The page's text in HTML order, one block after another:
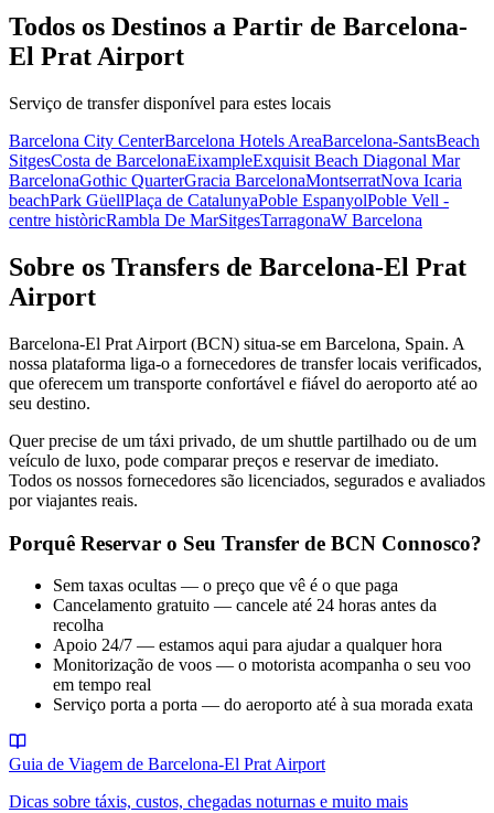
Todos os Destinos a Partir de Barcelona-
El Prat Airport
Serviço de transfer disponível para estes locais
Barcelona City CenterBarcelona Hotels AreaBarcelona-SantsBeach
SitgesCosta de BarcelonaEixampleExquisit Beach Diagonal Mar
BarcelonaGothic QuarterGracia BarcelonaMontserratNova Icaria
beachPark GüellPlaça de CatalunyaPoble EspanyolPoble Vell -
centre històricRambla De MarSitgesTarragonaW Barcelona
Sobre os Transfers de Barcelona-El Prat
Airport
Barcelona-El Prat Airport (BCN) situa-se em Barcelona, Spain. A
nossa plataforma liga-o a fornecedores de transfer locais verificados,
que oferecem um transporte confortável e fiável do aeroporto até ao
seu destino.
Quer precise de um táxi privado, de um shuttle partilhado ou de um
veículo de luxo, pode comparar preços e reservar de imediato.
Todos os nossos fornecedores são licenciados, segurados e avaliados
por viajantes reais.
Porquê Reservar o Seu Transfer de BCN Connosco?
Sem taxas ocultas — o preço que vê é o que paga
Cancelamento gratuito — cancele até 24 horas antes da
recolha
Apoio 24/7 — estamos aqui para ajudar a qualquer hora
Monitorização de voos — o motorista acompanha o seu voo
em tempo real
Serviço porta a porta — do aeroporto até à sua morada exata
Guia de Viagem de Barcelona-El Prat Airport
Dicas sobre táxis, custos, chegadas noturnas e muito mais